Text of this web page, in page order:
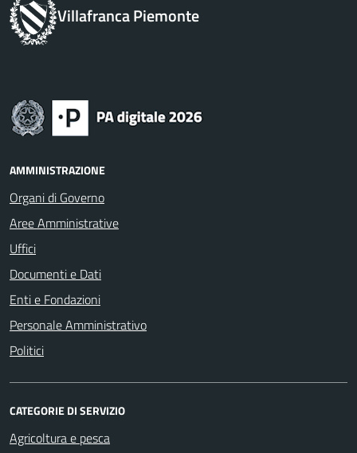
Villafranca Piemonte
AMMINISTRAZIONE
Organi di Governo
Aree Amministrative
Uffici
Documenti e Dati
Enti e Fondazioni
Personale Amministrativo
Politici
CATEGORIE DI SERVIZIO
Agricoltura e pesca